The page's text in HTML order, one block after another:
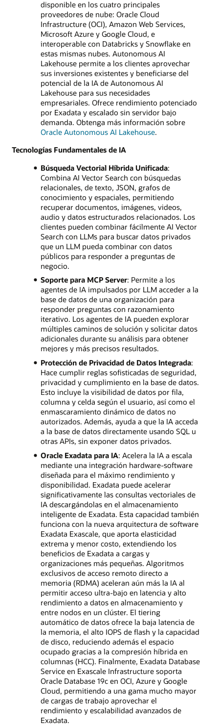
disponible en los cuatro principales
proveedores de nube: Oracle Cloud
Infrastructure (OCI), Amazon Web Services,
Microsoft Azure y Google Cloud, e
interoperable con Databricks y Snowflake en
estas mismas nubes. Autonomous AI
Lakehouse permite a los clientes aprovechar
sus inversiones existentes y beneficiarse del
potencial de la IA de Autonomous AI
Lakehouse para sus necesidades
empresariales. Ofrece rendimiento potenciado
por Exadata y escalado sin servidor bajo
demanda. Obtenga más información sobre
Oracle Autonomous AI Lakehouse.
Tecnologías Fundamentales de IA
Búsqueda Vectorial Híbrida Unificada:
Combina AI Vector Search con búsquedas
relacionales, de texto, JSON, grafos de
conocimiento y espaciales, permitiendo
recuperar documentos, imágenes, videos,
audio y datos estructurados relacionados. Los
clientes pueden combinar fácilmente AI Vector
Search con LLMs para buscar datos privados
que un LLM pueda combinar con datos
públicos para responder a preguntas de
negocio.
Soporte para MCP Server: Permite a los
agentes de IA impulsados por LLM acceder a la
base de datos de una organización para
responder preguntas con razonamiento
iterativo. Los agentes de IA pueden explorar
múltiples caminos de solución y solicitar datos
adicionales durante su análisis para obtener
mejores y más precisos resultados.
Protección de Privacidad de Datos Integrada:
Hace cumplir reglas sofisticadas de seguridad,
privacidad y cumplimiento en la base de datos.
Esto incluye la visibilidad de datos por fila,
columna y celda según el usuario, así como el
enmascaramiento dinámico de datos no
autorizados. Además, ayuda a que la IA acceda
a la base de datos directamente usando SQL u
otras APIs, sin exponer datos privados.
Oracle Exadata para IA: Acelera la IA a escala
mediante una integración hardware-software
diseñada para el máximo rendimiento y
disponibilidad. Exadata puede acelerar
significativamente las consultas vectoriales de
IA descargándolas en el almacenamiento
inteligente de Exadata. Esta capacidad también
funciona con la nueva arquitectura de software
Exadata Exascale, que aporta elasticidad
extrema y menor costo, extendiendo los
beneficios de Exadata a cargas y
organizaciones más pequeñas. Algoritmos
exclusivos de acceso remoto directo a
memoria (RDMA) aceleran aún más la IA al
permitir acceso ultra-bajo en latencia y alto
rendimiento a datos en almacenamiento y
entre nodos en un clúster. El tiering
automático de datos ofrece la baja latencia de
la memoria, el alto IOPS de flash y la capacidad
de disco, reduciendo además el espacio
ocupado gracias a la compresión híbrida en
columnas (HCC). Finalmente, Exadata Database
Service en Exascale Infrastructure soporta
Oracle Database 19c en OCI, Azure y Google
Cloud, permitiendo a una gama mucho mayor
de cargas de trabajo aprovechar el
rendimiento y escalabilidad avanzados de
Exadata.